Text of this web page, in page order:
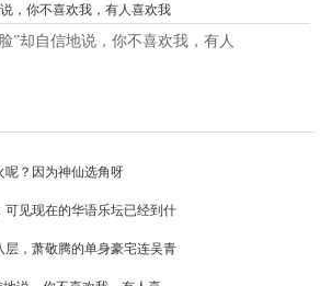
”却自信地说，你不喜欢我，有人
呢？因为神仙选角呀
可见现在的华语乐坛已经到什
层，萧敬腾的单身豪宅连吴青